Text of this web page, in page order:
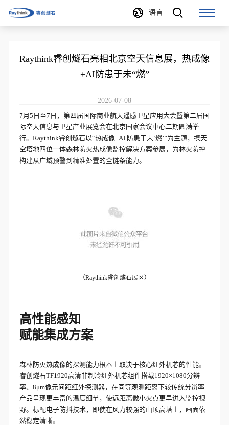
语言
Raythink睿创燧石亮相北京空天信息展，热成像
+AI防患于未“燃”
2026-07-08
7月5日至7日，第四届国际商业航天遥感卫星应用大会暨第二届国
际空天信息与卫星产业展览会在北京国家会议中心二期圆满举
行。Raythink睿创燧石以“热成像+AI 防患于未‘燃’”为主题，携天
空塔地四位一体森林防火热成像监控解决方案参展，为林火防控
构建从广域预警到精准处置的全链条能力。
（Raythink睿创燧石展区）
高性能感知
赋能集成方案
森林防火热成像的探测能力根本上取决于核心红外机芯的性能。
睿创燧石TF1920高清非制冷红外机芯组件搭载1920×1080分辨
率、8μm像元间距红外探测器，在同等观测距离下较传统分辨率
产品呈现更丰富的温度细节，使远距离微小火点更早进入监控视
野。标配电子防抖技术，即使在风力较强的山顶高塔上，画面依
然稳定清晰。